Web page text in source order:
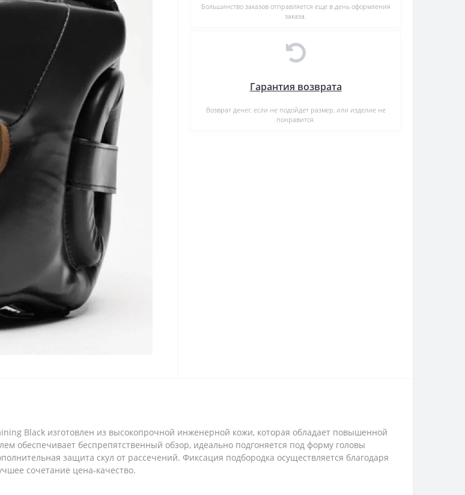
Большинство заказов отправляется еще в день оформления
заказа.
Гарантия возврата
Возврат денег, если не подойдет размер, или изделие не
понравится.
Black изготовлен из высокопрочной инженерной кожи, которая обладает повышенной
обеспечивает беспрепятственный обзор, идеально подгоняется под форму головы
защита скул от рассечений. Фиксация подбородка осуществляется благодаря
сочетание цена-качество.